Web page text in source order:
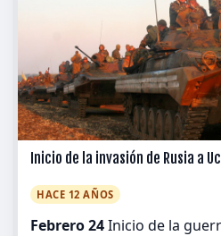
Inicio de la invasión de Rusia a
HACE 12 AÑOS
Febrero 24Inicio de la